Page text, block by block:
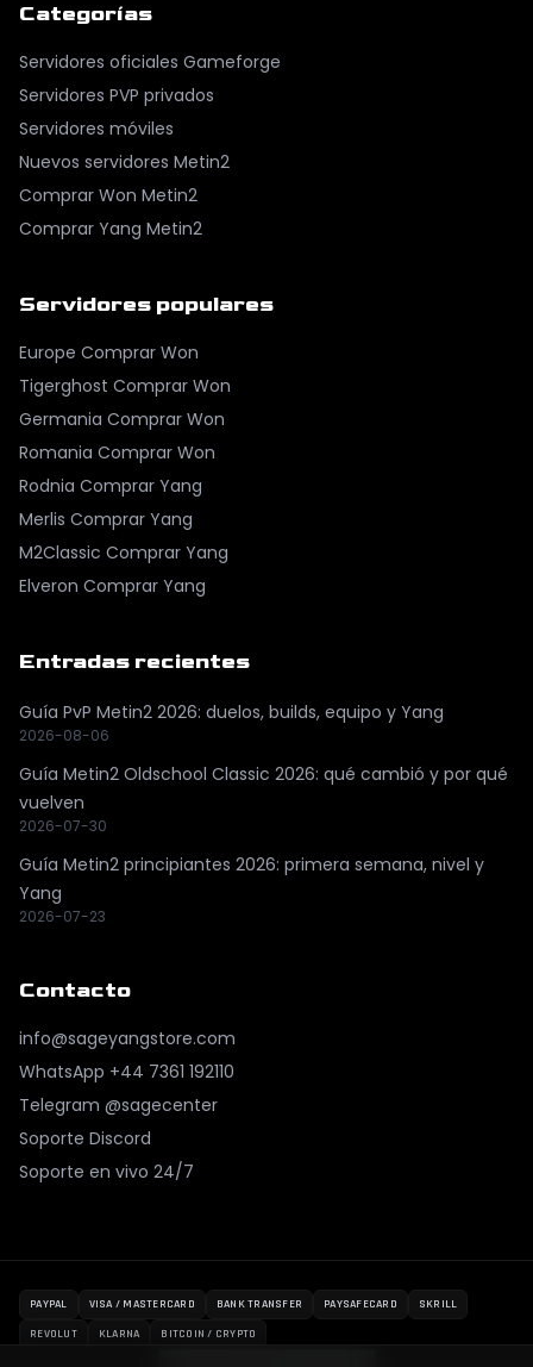
Categorías
Servidores oficiales Gameforge
Servidores PVP privados
Servidores móviles
Nuevos servidores Metin2
Comprar Won Metin2
Comprar Yang Metin2
Servidores populares
Europe Comprar Won
Tigerghost Comprar Won
Germania Comprar Won
Romania Comprar Won
Rodnia Comprar Yang
Merlis Comprar Yang
M2Classic Comprar Yang
Elveron Comprar Yang
Entradas recientes
Guía PvP Metin2 2026: duelos, builds, equipo y Yang
2026-08-06
Guía Metin2 Oldschool Classic 2026: qué cambió y por qué
vuelven
2026-07-30
Guía Metin2 principiantes 2026: primera semana, nivel y
Yang
2026-07-23
Contacto
info@sageyangstore.com
WhatsApp +44 7361 192110
Telegram @sagecenter
Soporte Discord
Soporte en vivo 24/7
PAYPAL VISA / MASTERCARD BANK TRANSFER PAYSAFECARD SKRILL
REVOLUT KLARNA BITCOIN / CRYPTO